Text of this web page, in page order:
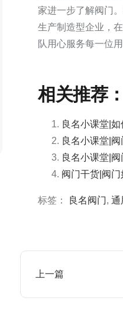
家进一步了解阀门。
生产制造型企业，
队用心服务每一位
相关推荐：
良名小课堂|
良名小课堂|
良名小课堂|
阀门干货|阀门
标签： 良名阀门, 通
上一篇